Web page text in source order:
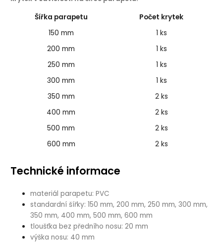
Šířka parapetu
Počet krytek
150 mm
1 ks
200 mm
1 ks
250 mm
1 ks
300 mm
1 ks
350 mm
2 ks
400 mm
2 ks
500 mm
2 ks
600 mm
2 ks
Technické informace
materiál parapetu: PVC
standardní šířky: 150 mm, 200 mm, 250 mm, 300 mm,
350 mm, 400 mm, 500 mm, 600 mm
tloušťka bez předního nosu: 20 mm
výška nosu: 40 mm